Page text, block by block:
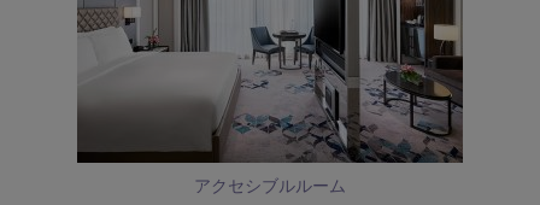
アクセシブルルーム